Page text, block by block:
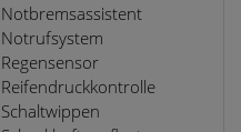
Notbremsassistent
Notrufsystem
Regensensor
Reifendruckkontrolle
Schaltwippen